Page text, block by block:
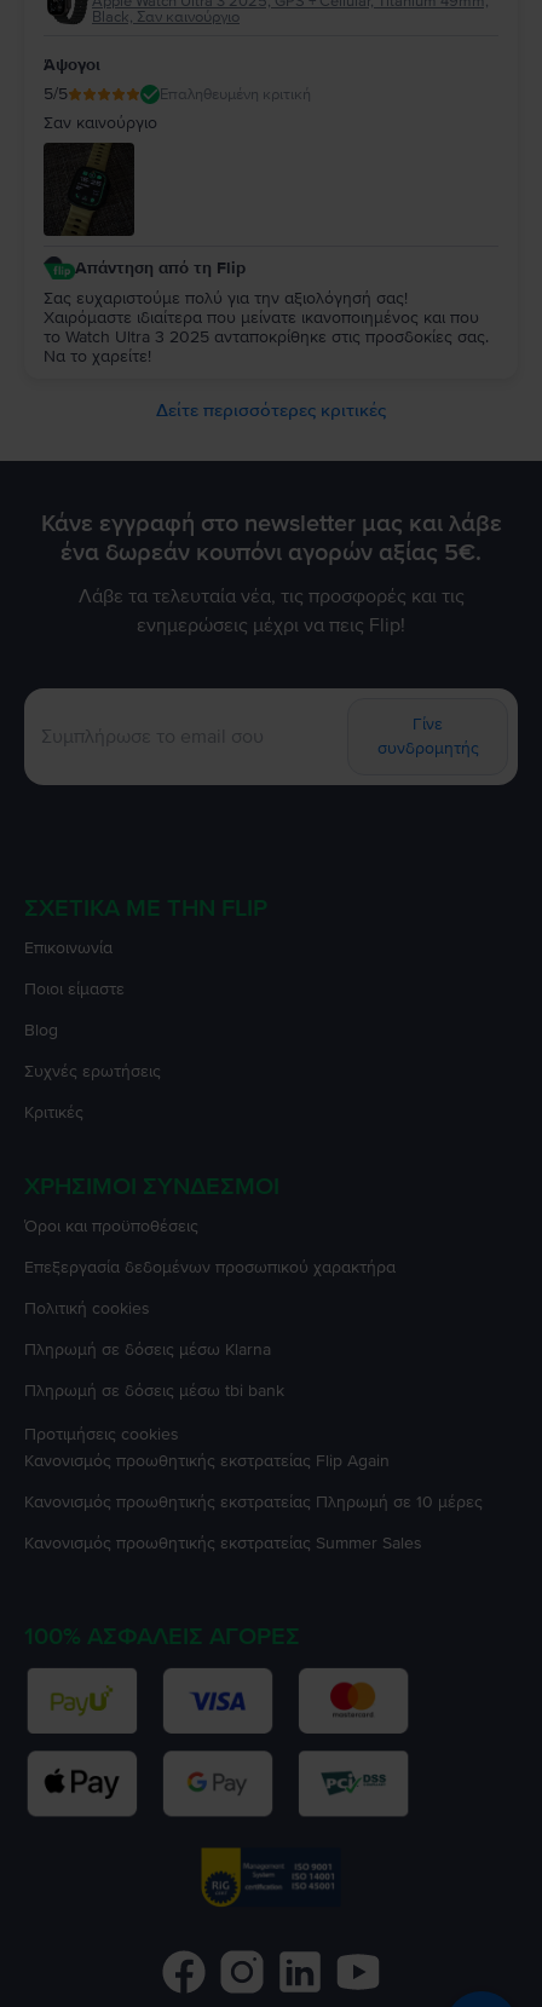
μέσω email στο contact@flip.gr ώστε να προγραμματίσουμε
εξασφαλίσουμε την εμπειρία 5 αστέρων που σας αξίζει!
Black, Σαν καινούργιο
Άψογοι
5/5 Επαληθευμένη κριτική
Σαν καινούργιο
Απάντηση από τη Flip
Σας ευχαριστούμε πολύ για την αξιολόγησή σας!
Χαιρόμαστε ιδιαίτερα που μείνατε ικανοποιημένος και που
το Watch Ultra 3 2025 ανταποκρίθηκε στις προσδοκίες σας.
Να το χαρείτε!
Δείτε περισσότερες κριτικές
Κάνε εγγραφή στο newsletter μας και λάβε
ένα δωρεάν κουπόνι αγορών αξίας 5€.
Λάβε τα τελευταία νέα, τις προσφορές και τις
ενημερώσεις μέχρι να πεις Flip!
Γίνε
συνδρομητής
ΣΧΕΤΙΚΆ ΜΕ ΤΗΝ FLIP
Επικοινωνία
Ποιοι είμαστε
Blog
Συχνές ερωτήσεις
Κριτικές
ΧΡΉΣΙΜΟΙ ΣΎΝΔΕΣΜΟΙ
Όροι και προϋποθέσεις
Επεξεργασία δεδομένων προσωπικού χαρακτήρα
Πολιτική cookies
Πληρωμή σε δόσεις μέσω Klarna
Πληρωμή σε δόσεις μέσω tbi bank
Προτιμήσεις cookies
Κανονισμός προωθητικής εκστρατείας Flip Again
Κανονισμός προωθητικής εκστρατείας Πληρωμή σε 10 μέρες
Κανονισμός προωθητικής εκστρατείας Summer Sales
100% ΑΣΦΑΛΕΊΣ ΑΓΟΡΈΣ